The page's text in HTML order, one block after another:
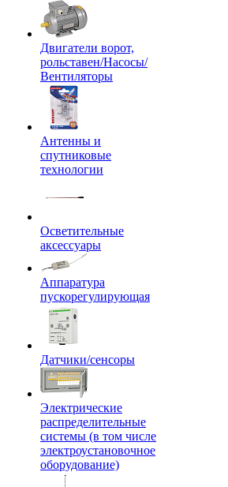
Двигатели ворот,
рольставен/Насосы/
Вентиляторы
Антенны и
спутниковые
технологии
Осветительные
аксессуары
Аппаратура
пускорегулирующая
Датчики/сенсоры
Электрические
распределительные
системы (в том числе
электроустановочное
оборудование)